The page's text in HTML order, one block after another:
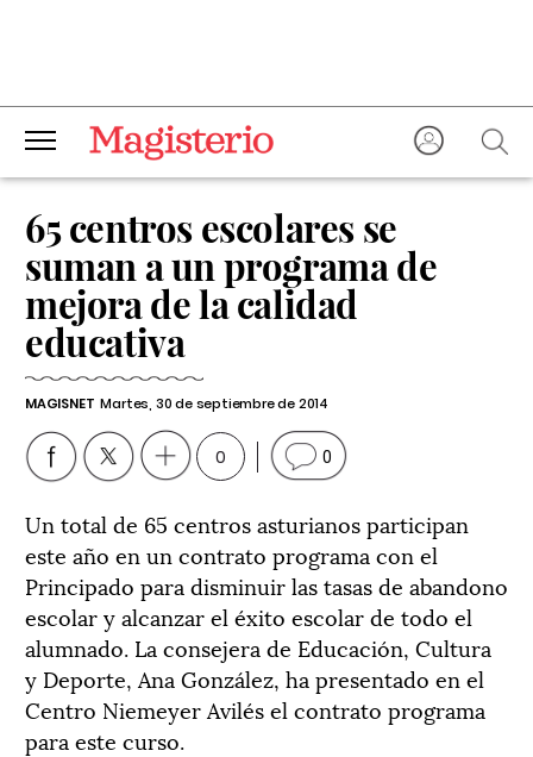
65 centros escolares se
suman a un programa de
mejora de la calidad
educativa
MAGISNET Martes, 30 de septiembre de 2014
0 0
Un total de 65 centros asturianos participan
este año en un contrato programa con el
Principado para disminuir las tasas de abandono
escolar y alcanzar el éxito escolar de todo el
alumnado. La consejera de Educación, Cultura
y Deporte, Ana González, ha presentado en el
Centro Niemeyer Avilés el contrato programa
para este curso.